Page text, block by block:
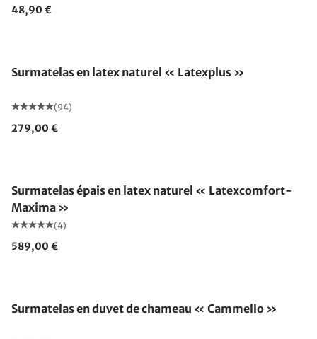
48,90 €
Surmatelas en latex naturel « Latexplus »
(94)
279,00 €
Surmatelas épais en latex naturel « Latexcomfort-
Maxima »
(4)
589,00 €
Surmatelas en duvet de chameau « Cammello »